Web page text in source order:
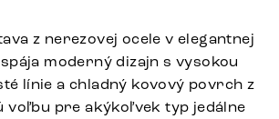
z nerezovej ocele v elegantnej
moderný dizajn s vysokou
línie a chladný kovový povrch z
voľbu pre akýkoľvek typ jedálne